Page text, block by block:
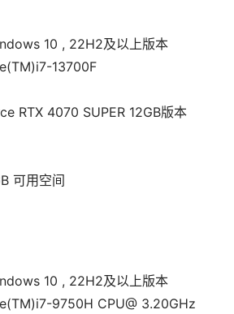
10 , 22H2及以上版本
13700F
RTX 4070 SUPER 12GB版本
可用空间
10 , 22H2及以上版本
9750H CPU@ 3.20GHz